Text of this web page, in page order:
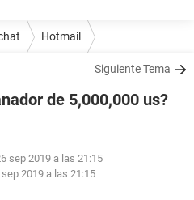
Hotmail
Siguiente Tema
de 5,000,000 us?
sep 2019 a las 21:15
2019 a las 21:15